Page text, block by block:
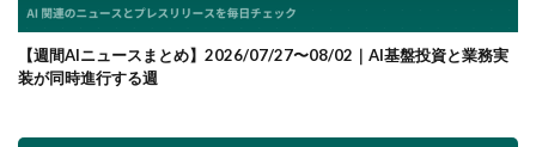
【週間AIニュースまとめ】2026/07/27〜08/02｜AI基盤投資と業務実
装が同時進行する週